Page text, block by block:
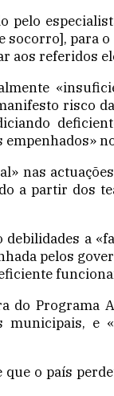
pelo
socorro],
referidos
risco
nas
a partir dos
a
pelos
Programa
municipais,
o país